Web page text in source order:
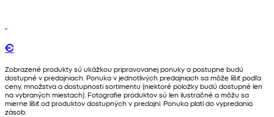
€
Zobrazené produkty sú ukážkou pripravovanej ponuky a postupne budú
dostupné v predajniach. Ponuka v jednotlivých predajniach sa môže líšiť podľa
ceny, množstva a dostupnosti sortimentu (niektoré položky budú dostupné len
na vybraných miestach). Fotografie produktov sú len ilustračné a môžu sa
mierne líšiť od produktov dostupných v predajni. Ponuka platí do vypredania
zásob.